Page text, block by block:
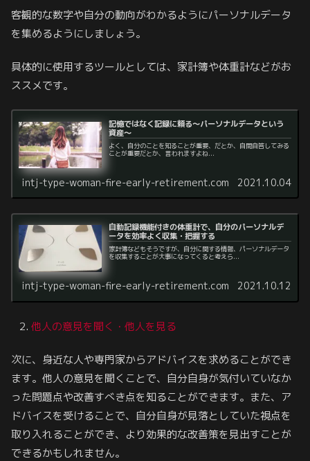
客観的な数字や自分の動向がわかるようにパーソナルデータ
を集めるようにしましょう。
具体的に使用するツールとしては、家計簿や体重計などがお
ススメです。
記憶ではなく記録に頼る～パーソナルデータという
資産～
よく、自分のことを知ることが重要、だとか、自問自答してみる
ことが重要だとか、言われますよね...
intj-type-woman-fire-early-retirement.com 2021.10.04
自動記録機能付きの体重計で、自分のパーソナルデ
ータを効率よく収集・把握する
家計簿などもそうですが、自分に関する情報、パーソナルデータ
を収集することが大事になってくると考えら...
intj-type-woman-fire-early-retirement.com 2021.10.12
他人の意見を聞く ・他人を見る
次に、身近な人や専門家からアドバイスを求めることができ
ます。他人の意見を聞くことで、自分自身が気付いていなか
った問題点や改善すべき点を知ることができます。また、ア
ドバイスを受けることで、自分自身が見落としていた視点を
取り入れることができ、より効果的な改善策を見出すことが
できるかもしれません。